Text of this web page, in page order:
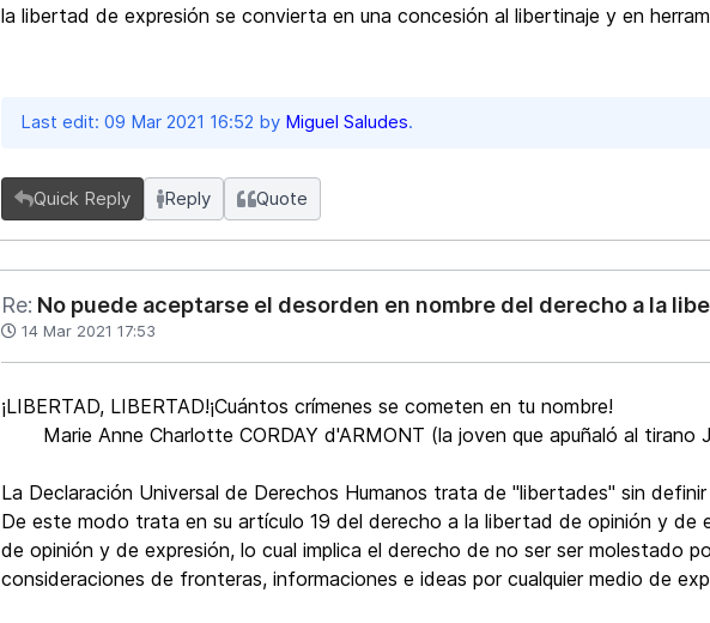
la libertad de expresión se convierta en una concesión al libertinaje y en
Last edit: 09 Mar 2021 16:52 by Miguel Saludes.
Quick Reply Reply Quote
Re: No puede aceptarse el desorden en nombre del derecho a la
14 Mar 2021 17:53
¡LIBERTAD, LIBERTAD!¡Cuántos crímenes se cometen en tu nombre!
Marie Anne Charlotte CORDAY d'ARMONT (la joven que apuñaló al tirano
La Declaración Universal de Derechos Humanos trata de "libertades" sin
De este modo trata en su artículo 19 del derecho a la libertad de opinión y de
de opinión y de expresión, lo cual implica el derecho de no ser ser molestado
consideraciones de fronteras, informaciones e ideas por cualquier medio de